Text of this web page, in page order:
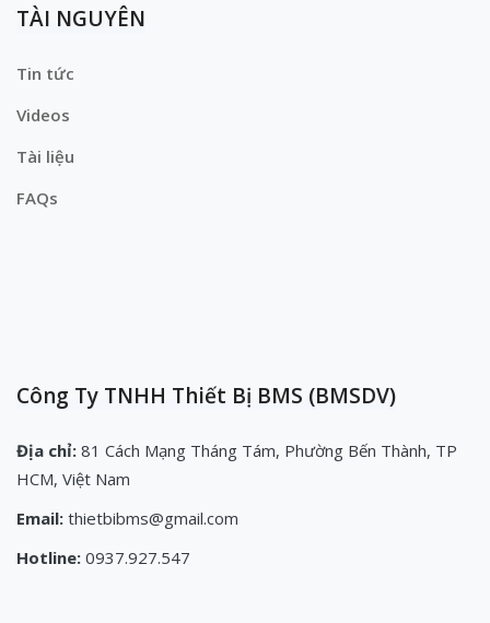
TÀI NGUYÊN
Tin tức
Videos
Tài liệu
FAQs
Công Ty TNHH Thiết Bị BMS (BMSDV)
Địa chỉ: 81 Cách Mạng Tháng Tám, Phường Bến Thành, TP
HCM, Việt Nam
Email: thietbibms@gmail.com
Hotline: 0937.927.547